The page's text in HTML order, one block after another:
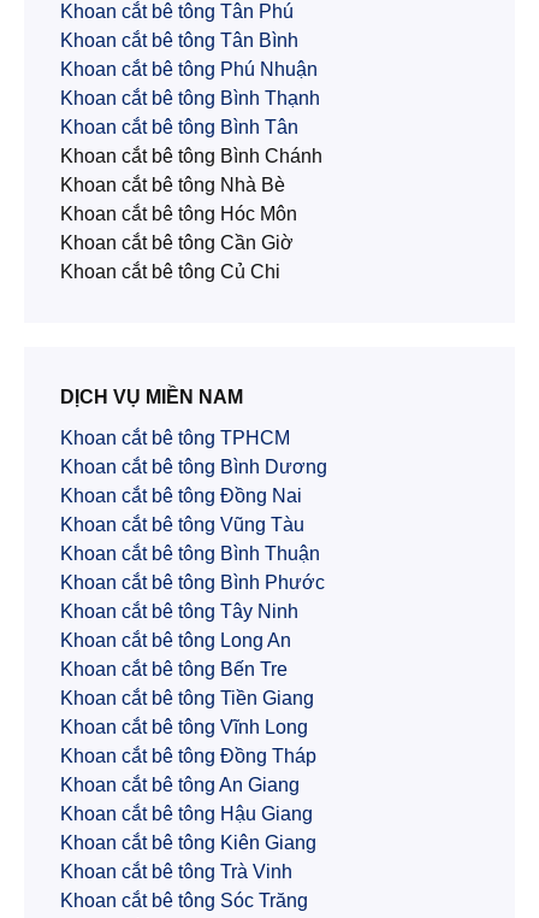
Khoan cắt bê tông Tân Phú
Khoan cắt bê tông Tân Bình
Khoan cắt bê tông Phú Nhuận
Khoan cắt bê tông Bình Thạnh
Khoan cắt bê tông Bình Tân
Khoan cắt bê tông Bình Chánh
Khoan cắt bê tông Nhà Bè
Khoan cắt bê tông Hóc Môn
Khoan cắt bê tông Cần Giờ
Khoan cắt bê tông Củ Chi
DỊCH VỤ MIỀN NAM
Khoan cắt bê tông TPHCM
Khoan cắt bê tông Bình Dương
Khoan cắt bê tông Đồng Nai
Khoan cắt bê tông Vũng Tàu
Khoan cắt bê tông Bình Thuận
Khoan cắt bê tông Bình Phước
Khoan cắt bê tông Tây Ninh
Khoan cắt bê tông Long An
Khoan cắt bê tông Bến Tre
Khoan cắt bê tông Tiền Giang
Khoan cắt bê tông Vĩnh Long
Khoan cắt bê tông Đồng Tháp
Khoan cắt bê tông An Giang
Khoan cắt bê tông Hậu Giang
Khoan cắt bê tông Kiên Giang
Khoan cắt bê tông Trà Vinh
Khoan cắt bê tông Sóc Trăng